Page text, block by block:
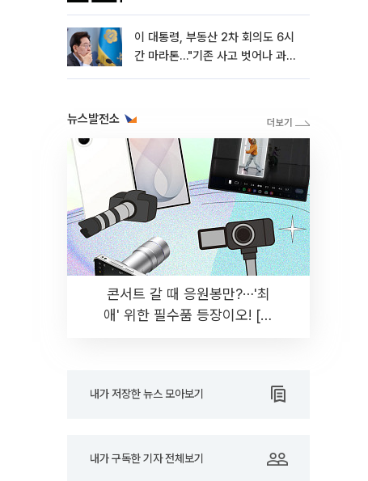
이 대통령, 부동산 2차 회의도 6시
간 마라톤…"기존 사고 벗어나 과감
뉴스발전소
콘서트 갈 때 응원봉만?⋯'최
애' 위한 필수품 등장이오! [솔
내가 저장한 뉴스 모아보기
내가 구독한 기자 전체보기